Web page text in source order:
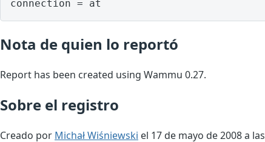
Nota de quien lo reportó
Report has been created using Wammu 0.27.
Sobre el registro
Creado por Michał Wiśniewski el 17 de mayo de 2008 a